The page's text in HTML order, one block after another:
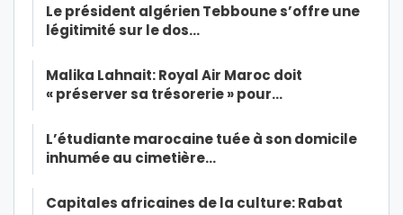
Le président algérien Tebboune s’offre une
légitimité sur le dos…
Malika Lahnait: Royal Air Maroc doit
« préserver sa trésorerie » pour…
L’étudiante marocaine tuée à son domicile
inhumée au cimetière…
Capitales africaines de la culture: Rabat